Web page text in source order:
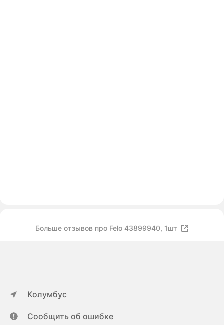
Больше отзывов про Felo 43899940, 1шт
Колумбус
Сообщить об ошибке